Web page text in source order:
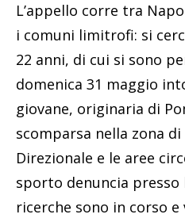
L’appello corre tra
i comuni limitrofi: si
22 anni, di cui si sono
domenica 31 maggio
giovane, originaria di
scomparsa nella zona
Direzionale e le aree
sporto denuncia presso
ricerche sono in corso